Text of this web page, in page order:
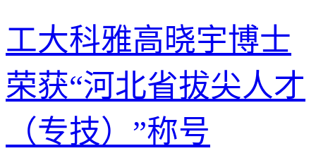
工大科雅高晓宇博士
荣获“河北省拔尖人才
（专技）”称号